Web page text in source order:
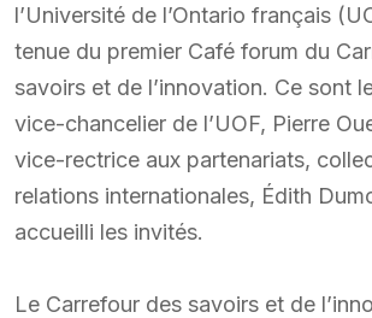
l’Université de l’Ontario français
tenue du premier Café forum du
savoirs et de l’innovation. Ce sont
vice-chancelier de l’UOF, Pierre
vice-rectrice aux partenariats,
relations internationales, Édith
accueilli les invités.
Le Carrefour des savoirs et de